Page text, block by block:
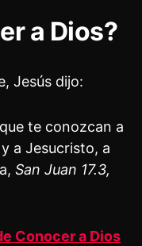
a Dios?
Jesús dijo:
te conozcan a
a Jesucristo, a
San Juan 17.3,
Conocer a Dios